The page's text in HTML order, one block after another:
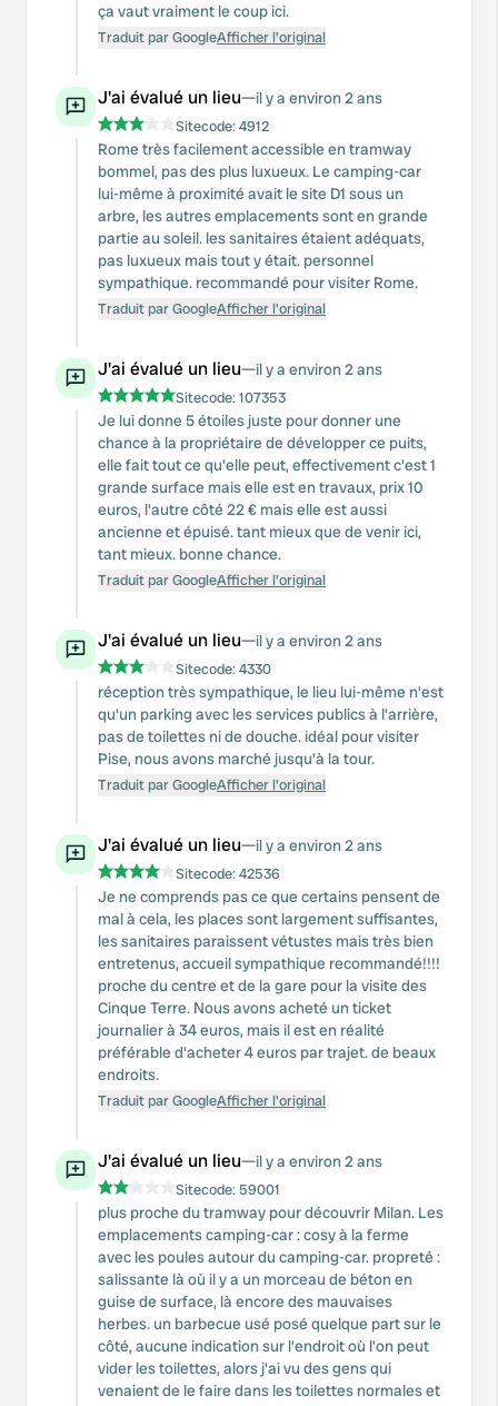
ça vaut vraiment le coup ici.
Traduit par GoogleAfficher l'original
J'ai évalué un lieu—il y a environ 2 ans
Sitecode:4912
Rome très facilement accessible en tramway
bommel, pas des plus luxueux. Le camping-car
lui-même à proximité avait le site D1 sous un
arbre, les autres emplacements sont en grande
partie au soleil. les sanitaires étaient adéquats,
pas luxueux mais tout y était. personnel
sympathique. recommandé pour visiter Rome.
Traduit par GoogleAfficher l'original
J'ai évalué un lieu—il y a environ 2 ans
Sitecode:107353
Je lui donne 5 étoiles juste pour donner une
chance à la propriétaire de développer ce puits,
elle fait tout ce qu'elle peut, effectivement c'est 1
grande surface mais elle est en travaux, prix 10
euros, l'autre côté 22 € mais elle est aussi
ancienne et épuisé. tant mieux que de venir ici,
tant mieux. bonne chance.
Traduit par GoogleAfficher l'original
J'ai évalué un lieu—il y a environ 2 ans
Sitecode:4330
réception très sympathique, le lieu lui-même n'est
qu'un parking avec les services publics à l'arrière,
pas de toilettes ni de douche. idéal pour visiter
Pise, nous avons marché jusqu'à la tour.
Traduit par GoogleAfficher l'original
J'ai évalué un lieu—il y a environ 2 ans
Sitecode:42536
Je ne comprends pas ce que certains pensent de
mal à cela, les places sont largement suffisantes,
les sanitaires paraissent vétustes mais très bien
entretenus, accueil sympathique recommandé!!!!
proche du centre et de la gare pour la visite des
Cinque Terre. Nous avons acheté un ticket
journalier à 34 euros, mais il est en réalité
préférable d'acheter 4 euros par trajet. de beaux
endroits.
Traduit par GoogleAfficher l'original
J'ai évalué un lieu—il y a environ 2 ans
Sitecode:59001
plus proche du tramway pour découvrir Milan. Les
emplacements camping-car : cosy à la ferme
avec les poules autour du camping-car. propreté :
salissante là où il y a un morceau de béton en
guise de surface, là encore des mauvaises
herbes. un barbecue usé posé quelque part sur le
côté, aucune indication sur l'endroit où l'on peut
vider les toilettes, alors j'ai vu des gens qui
venaient de le faire dans les toilettes normales et